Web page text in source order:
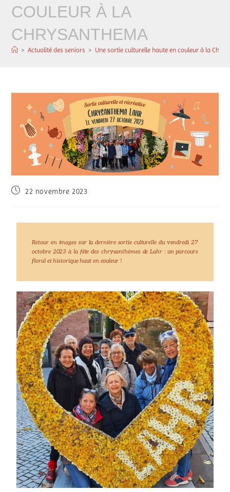
COULEUR À LA
CHRYSANTHEMA
> Actualité des seniors > Une sortie culturelle haute en couleur à la
22 novembre 2023
Retour en images sur la dernière sortie culturelle du vendredi 27
octobre 2023 à la fête des chrysanthèmes de Lahr : un parcours
floral et historique haut en couleur !